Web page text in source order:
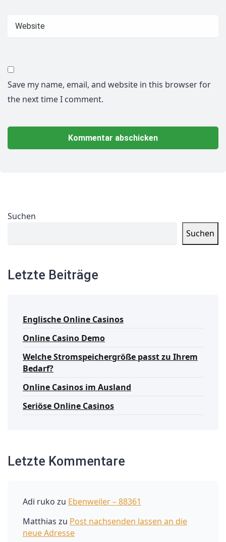
Save my name, email, and website in this browser for
the next time I comment.
Suchen
Suchen
Letzte Beiträge
Englische Online Casinos
Online Casino Demo
Welche Stromspeichergröße passt zu Ihrem
Bedarf?
Online Casinos im Ausland
Seriöse Online Casinos
Letzte Kommentare
Adi ruko zu Ebenweiler – 88361
Matthias zu Post nachsenden lassen an die
neue Adresse